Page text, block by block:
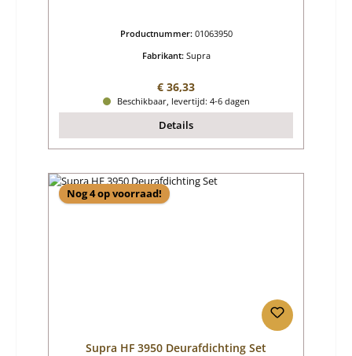
Productnummer: 01063950
Fabrikant: Supra
Normale prijs:
€ 36,33
Beschikbaar, levertijd: 4-6 dagen
Details
Nog 4 op voorraad!
Supra HF 3950 Deurafdichting Set